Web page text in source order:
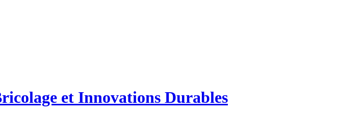
et Innovations Durables